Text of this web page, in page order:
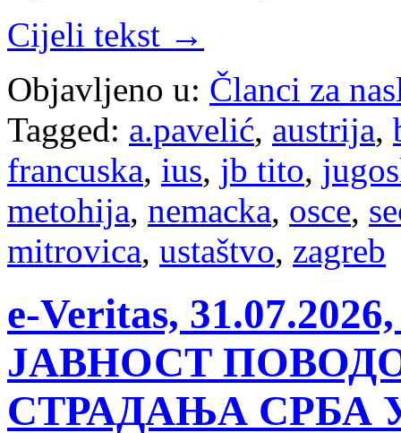
Cijeli tekst →
Objavljeno u: Članci za
Tagged: a.pavelić, austrija,
francuska, ius, jb tito,
metohija, nemacka, osce,
mitrovica, ustaštvo, zagreb
e-Veritas,
ЈАВНОСТ
СТРАДАЊА СРБА